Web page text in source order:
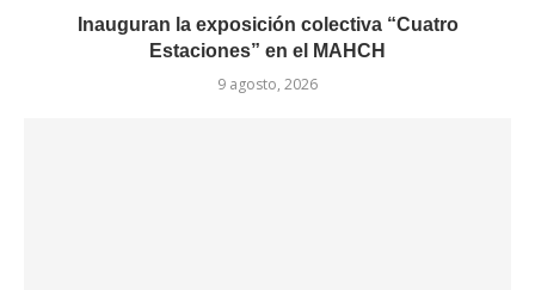
Inauguran la exposición colectiva “Cuatro
Estaciones” en el MAHCH
9 agosto, 2026